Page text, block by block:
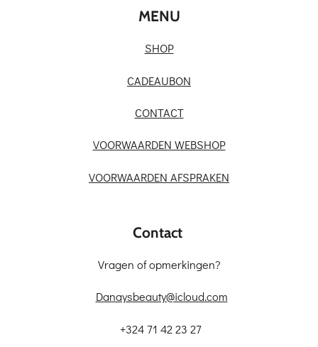
MENU
SHOP
CADEAUBON
CONTACT
VOORWAARDEN WEBSHOP
VOORWAARDEN AFSPRAKEN
Contact
Vragen of opmerkingen?
Danaysbeauty@icloud.com
+324 71 42 23 27